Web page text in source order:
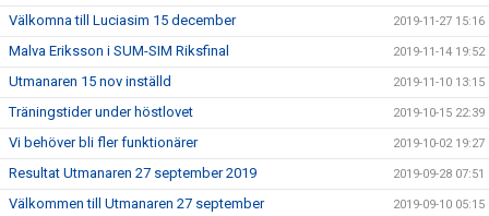
Välkomna till Luciasim 15 december 2019-11-27 15:16
Malva Eriksson i SUM-SIM Riksfinal 2019-11-14 19:52
Utmanaren 15 nov inställd 2019-11-10 13:15
Träningstider under höstlovet 2019-10-15 22:39
Vi behöver bli fler funktionärer 2019-10-02 19:27
Resultat Utmanaren 27 september 2019 2019-09-28 07:51
Välkommen till Utmanaren 27 september 2019-09-10 05:15